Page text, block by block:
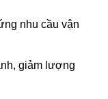
nhu cầu vận
giảm lượng